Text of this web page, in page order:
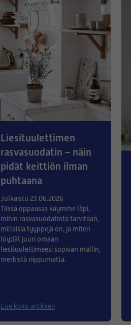
Liesituulettimen
rasvasuodatin – näin
pidät keittiön ilman
puhtaana
Julkaistu 23.06.2026
Tässä oppaassa käymme läpi,
mihin rasvasuodatinta tarvitaan,
millaisia tyyppejä on, ja miten
löydät juuri omaan
liesituulettimeesi sopivan mallin,
merkistä riippumatta.
Lue koko artikkeli